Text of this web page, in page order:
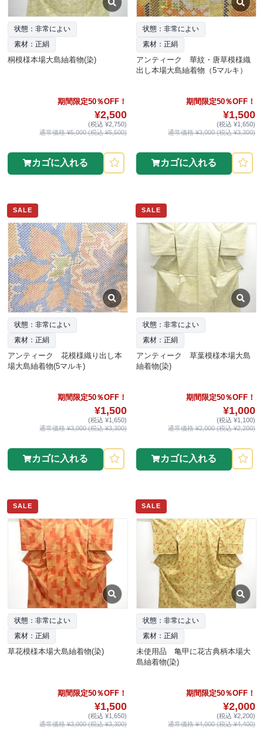
状態：非常によい
素材：正絹
桐模様本場大島紬着物(染)
期間限定50％OFF！
¥2,500
(税込 ¥2,750)
通常価格 ¥5,000 (税込 ¥5,500)
カゴに入れる
状態：非常によい
素材：正絹
アンティーク 華紋・唐草模様織
出し本場大島紬着物（5マルキ）
期間限定50％OFF！
¥1,500
(税込 ¥1,650)
通常価格 ¥3,000 (税込 ¥3,300)
カゴに入れる
SALE
状態：非常によい
素材：正絹
アンティーク 花模様織り出し本
場大島紬着物(5マルキ)
期間限定50％OFF！
¥1,500
(税込 ¥1,650)
通常価格 ¥3,000 (税込 ¥3,300)
カゴに入れる
SALE
状態：非常によい
素材：正絹
アンティーク 草葉模様本場大島
紬着物(染)
期間限定50％OFF！
¥1,000
(税込 ¥1,100)
通常価格 ¥2,000 (税込 ¥2,200)
カゴに入れる
SALE
状態：非常によい
素材：正絹
草花模様本場大島紬着物(染)
期間限定50％OFF！
¥1,500
(税込 ¥1,650)
通常価格 ¥3,000 (税込 ¥3,300)
SALE
状態：非常によい
素材：正絹
未使用品 亀甲に花古典柄本場大
島紬着物(染)
期間限定50％OFF！
¥2,000
(税込 ¥2,200)
通常価格 ¥4,000 (税込 ¥4,400)